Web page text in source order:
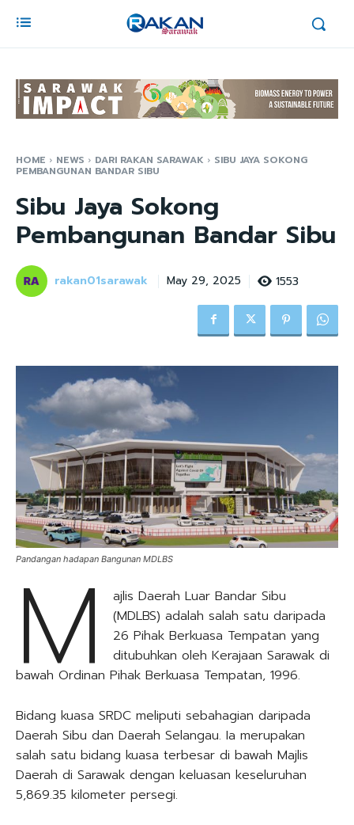
HOME NEWS DARI RAKAN SARAWAK SIBU JAYA SOKONG
PEMBANGUNAN BANDAR SIBU
Sibu Jaya Sokong
Pembangunan Bandar Sibu
rakan01sarawak May 29, 2025 1553
Pandangan hadapan Bangunan MDLBS
M ajlis Daerah Luar Bandar Sibu
(MDLBS) adalah salah satu daripada
26 Pihak Berkuasa Tempatan yang
ditubuhkan oleh Kerajaan Sarawak di
bawah Ordinan Pihak Berkuasa Tempatan, 1996.
Bidang kuasa SRDC meliputi sebahagian daripada
Daerah Sibu dan Daerah Selangau. Ia merupakan
salah satu bidang kuasa terbesar di bawah Majlis
Daerah di Sarawak dengan keluasan keseluruhan
5,869.35 kilometer persegi.